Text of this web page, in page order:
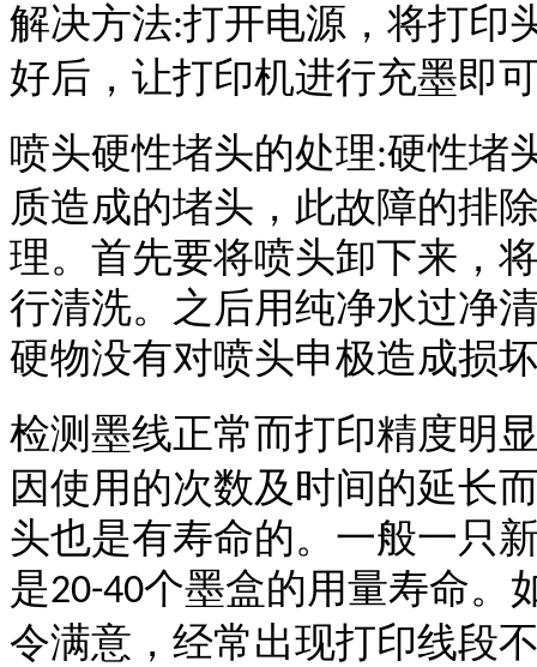
解决方法:打开电源，将打印
好后，让打印机进行充墨即
喷头硬性堵头的处理:硬性堵
质造成的堵头，此故障的排
理。首先要将喷头卸下来，
行清洗。之后用纯净水过净
硬物没有对喷头申极造成损
检测墨线正常而打印精度明
因使用的次数及时间的延长
头也是有寿命的。一般一只
是20-40个墨盒的用量寿命。
令满意，经常出现打印线段